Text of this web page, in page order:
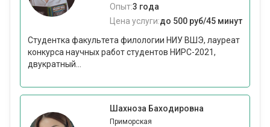
Опыт:3 года
Цена услуги:до 500 руб/45 минут
Студентка факультета филологии НИУ ВШЭ, лауреат
конкурса научных работ студентов НИРС-2021,
двукратный...
Шахноза Баходировна
Приморская